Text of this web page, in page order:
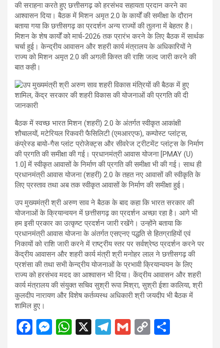
की सराहना करते हुए छत्तीसगढ़ को हरसंभव सहायता प्रदान करने का
आश्वासन दिया। बैठक में मिशन अमृत 2.0 के कार्यों की समीक्षा के दौरान
बताया गया कि छत्तीसगढ़ का प्रदर्शन अन्य राज्यों की तुलना में बेहतर है।
मिशन के शेष कार्यों को मार्च-2026 तक प्रारंभ करने के लिए बैठक में सार्थक
चर्चा हुई। केन्द्रीय आवासन और शहरी कार्य मंत्रालय के अधिकारियों ने
राज्य को मिशन अमृत 2.0 की अगली किस्त की राशि जल्द जारी करने की
बात कही।
बैठक में स्वच्छ भारत मिशन (शहरी) 2.0 के अंतर्गत स्वीकृत आकांक्षी
शौचालयों, मटेरियल रिकवरी फैसिलिटी (एमआरएफ), कम्पोस्ट प्लांट्स,
कंप्रेस्ड बायो-गैस प्लांट प्रोजेक्ट्स और सीवरेज ट्रीटमेंट प्लांट्स के निर्माण
की प्रगति की समीक्षा की गई। प्रधानमंत्री आवास योजना [PMAY (U)
1.0] में स्वीकृत आवासों के निर्माण की प्रगति की समीक्षा भी की गई। साथ ही
प्रधानमंत्री आवास योजना (शहरी) 2.0 के तहत नए आवासों की स्वीकृति के
लिए प्रस्ताव तथा अब तक स्वीकृत आवासों के निर्माण की समीक्षा हुई।
उप मुख्यमंत्री श्री अरुण साव ने बैठक के बाद कहा कि भारत सरकार की
योजनाओं के क्रियान्वयन में छत्तीसगढ़ का प्रदर्शन अच्छा रहा है। आगे भी
हम इसी प्रकार का उत्कृष्ट प्रदर्शन जारी रखेंगे। उन्होंने बताया कि
प्रधानमंत्री आवास योजना के अंतर्गत एसएनए पद्धति से हितग्राहियों एवं
निकायों को राशि जारी करने में राष्ट्रीय स्तर पर सर्वश्रेष्ठ प्रदर्शन करने पर
केंद्रीय आवासन और शहरी कार्य मंत्री श्री मनोहर लाल ने छत्तीसगढ़ की
प्रशंसा की तथा सभी केन्द्रीय योजनाओं के प्रभावी क्रियान्वयन के लिए
राज्य को हरसंभव मदद का आश्वासन भी दिया। केंद्रीय आवासन और शहरी
कार्य मंत्रालय की संयुक्त सचिव सुश्री रूपा मिश्रा, सुश्री ईशा कालिया, श्री
कुलदीप नारायण और विशेष कर्तव्यस्थ अधिकारी श्री जयदीप भी बैठक में
शामिल हुए।
F
M W X
T
G
C